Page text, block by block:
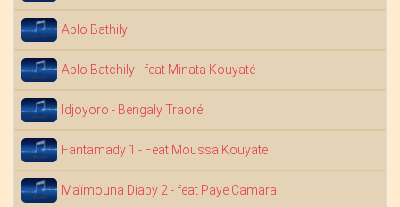
Ablo Bathily
Ablo Batchily - feat Minata Kouyaté
Idjoyoro - Bengaly Traoré
Fantamady 1 - Feat Moussa Kouyate
Maïmouna Diaby 2 - feat Paye Camara